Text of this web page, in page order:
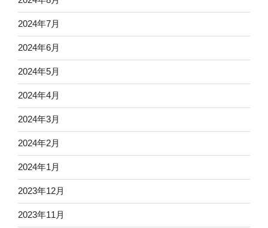
2024年7月
2024年6月
2024年5月
2024年4月
2024年3月
2024年2月
2024年1月
2023年12月
2023年11月